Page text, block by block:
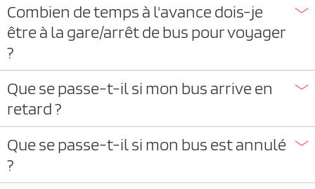
Combien de temps à l'avance dois-je
être à la gare/arrêt de bus pour voyager
?
Que se passe-t-il si mon bus arrive en
retard ?
Que se passe-t-il si mon bus est annulé
?